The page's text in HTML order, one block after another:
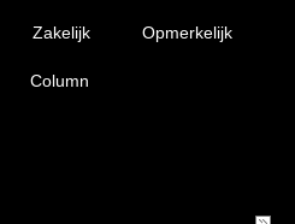
Zakelijk Opmerkelijk
Column